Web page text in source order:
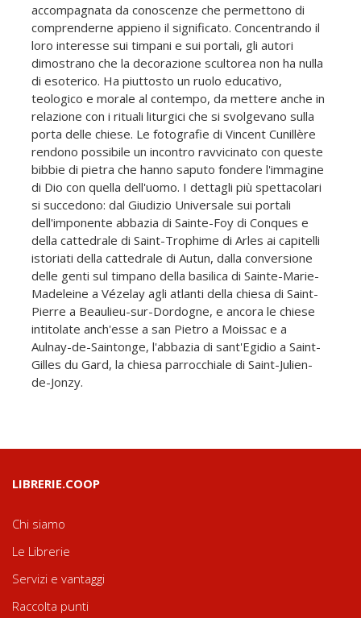
accompagnata da conoscenze che permettono di
comprenderne appieno il significato. Concentrando il
loro interesse sui timpani e sui portali, gli autori
dimostrano che la decorazione scultorea non ha nulla
di esoterico. Ha piuttosto un ruolo educativo,
teologico e morale al contempo, da mettere anche in
relazione con i rituali liturgici che si svolgevano sulla
porta delle chiese. Le fotografie di Vincent Cunillère
rendono possibile un incontro ravvicinato con queste
bibbie di pietra che hanno saputo fondere l'immagine
di Dio con quella dell'uomo. I dettagli più spettacolari
si succedono: dal Giudizio Universale sui portali
dell'imponente abbazia di Sainte-Foy di Conques e
della cattedrale di Saint-Trophime di Arles ai capitelli
istoriati della cattedrale di Autun, dalla conversione
delle genti sul timpano della basilica di Sainte-Marie-
Madeleine a Vézelay agli atlanti della chiesa di Saint-
Pierre a Beaulieu-sur-Dordogne, e ancora le chiese
intitolate anch'esse a san Pietro a Moissac e a
Aulnay-de-Saintonge, l'abbazia di sant'Egidio a Saint-
Gilles du Gard, la chiesa parrocchiale di Saint-Julien-
de-Jonzy.
LIBRERIE.COOP
Chi siamo
Le Librerie
Servizi e vantaggi
Raccolta punti